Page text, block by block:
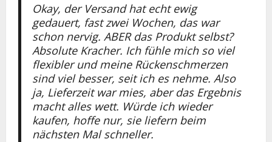
Okay, der Versand hat echt ewig
gedauert, fast zwei Wochen, das war
schon nervig. ABER das Produkt selbst?
Absolute Kracher. Ich fühle mich so viel
flexibler und meine Rückenschmerzen
sind viel besser, seit ich es nehme. Also
ja, Lieferzeit war mies, aber das Ergebnis
macht alles wett. Würde ich wieder
kaufen, hoffe nur, sie liefern beim
nächsten Mal schneller.